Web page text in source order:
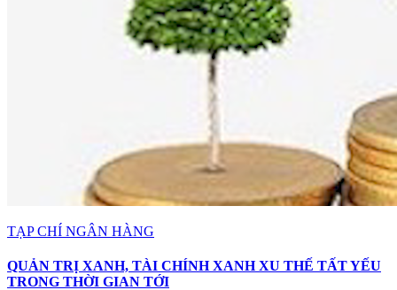
TẠP CHÍ NGÂN HÀNG
QUẢN TRỊ XANH, TÀI CHÍNH XANH XU THẾ TẤT YẾU
TRONG THỜI GIAN TỚI